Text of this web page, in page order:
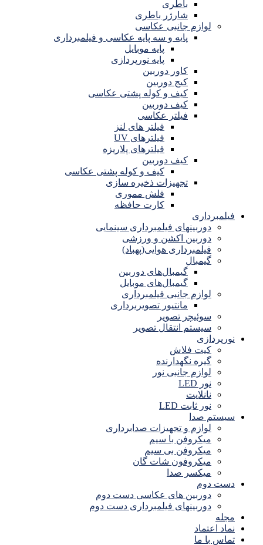
باطری
شارژر باطری
لوازم جانبی عکاسی
پایه و سه پایه عکاسی و فیلمبرداری
پایه موبایل
پایه نورپردازی
کاور دوربین
کیج دوربین
کیف و کوله پشتی عکاسی
کیف دوربین
فیلتر عکاسی
فیلتر های لنز
فیلترهای UV
فیلترهای پلاریزه
کیف دوربین
کیف و کوله پشتی عکاسی
تجهیزات ذخیره سازی
فلش مموری
کارت حافظه
فیلمبرداری
دوربینهای فیلمبرداری سینمایی
دوربین اکشن و ورزشی
فیلمبرداری هوایی(پهباد)
گیمبال
گیمبال‌های دوربین
گیمبال‌های موبایل
لوازم جانبی فیلمبرداری
مانتیور تصویربرداری
سوئیچر تصویر
سیستم انتقال تصویر
نورپردازی
کیت فلاش
گیره نگهدارنده
لوازم جانبی نور
نور LED
نانلایت
نور ثابت LED
سیستم صدا
لوازم و تجهیزات صدابرداری
میکروفن با سیم
میکروفن بی سیم
میکروفون شات گان
میکسر صدا
دست دوم
دوربین های عکاسی دست دوم
دوربینهای فیلمبرداری دست دوم
مجله
نماد اعتماد
تماس با ما